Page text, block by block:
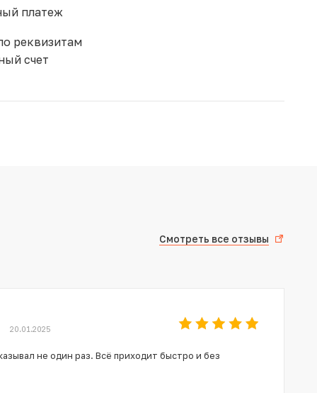
платеж
реквизитам
счет
Смотреть все отзывы
20.01.2025
не один раз. Всё приходит быстро и без